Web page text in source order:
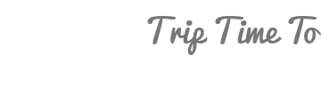
Trip Time To